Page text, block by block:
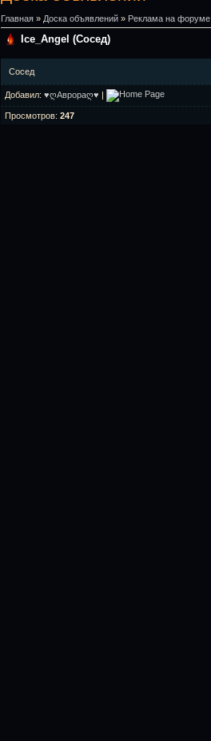
Главная » Доска объявлений » Реклама на форуме
Ice_Angel (Сосед)
Сосед
Добавил: ♥ღАврораღ♥ |
Просмотров: 247